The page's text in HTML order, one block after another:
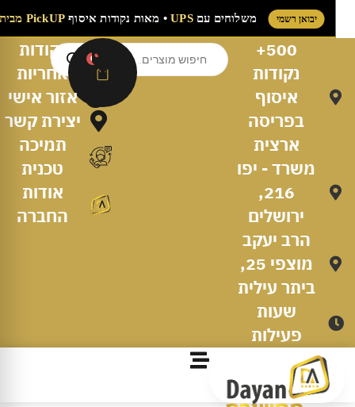
יבואן רשמי משלוחים עםUPS• מאות נקודות איסוףPickUP מבית UPS
500+
נקודות
איסוף
בפריסה
ארצית
משרד - יפו
216,
ירושלים
הרב יעקב
מוצפי 25,
ביתר עילית
שעות
פעילות
0
נקודות
אחריות
אזור אישי
יצירת קשר
תמיכה
טכנית
אודות
החברה